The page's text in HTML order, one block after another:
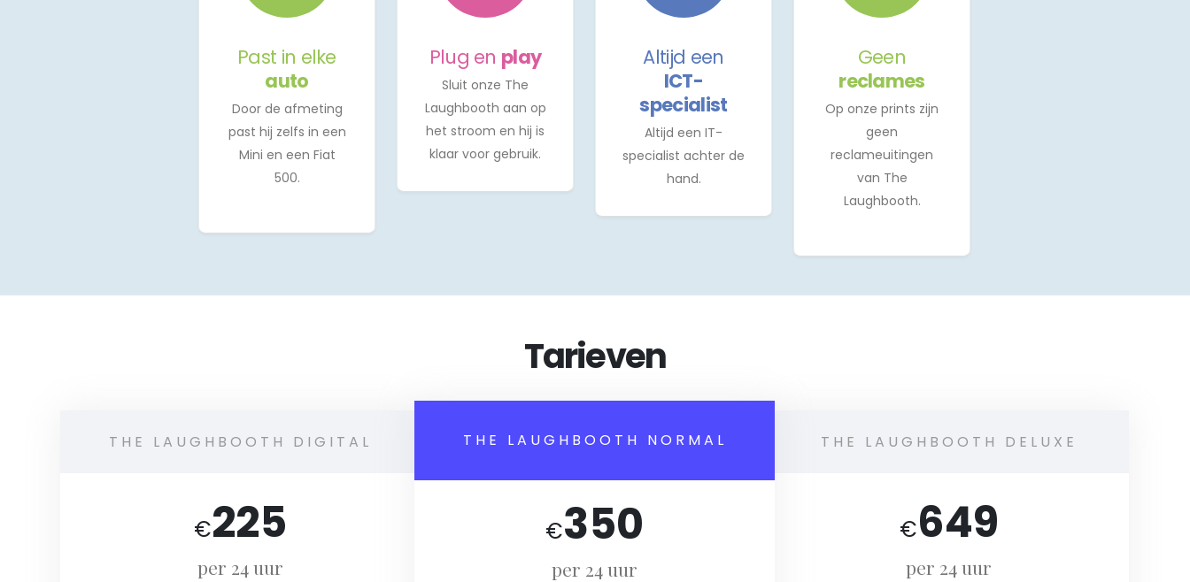
Past in elke
auto
Door de afmeting
past hij zelfs in een
Mini en een Fiat
500.
Plug en play
Sluit onze The
Laughbooth aan op
het stroom en hij is
klaar voor gebruik.
Altijd een
ICT-
specialist
Altijd een IT-
specialist achter de
hand.
Geen
reclames
Op onze prints zijn
geen
reclameuitingen
van The
Laughbooth.
Tarieven
THE LAUGHBOOTH DIGITAL
€225
per 24 uur
THE LAUGHBOOTH NORMAL
€350
per 24 uur
THE LAUGHBOOTH DELUXE
€649
per 24 uur